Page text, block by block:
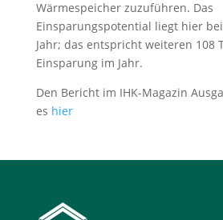
Wärmespeicher zuzuführen. Das
Einsparungspotential liegt hier
Jahr; das entspricht weiteren 108
Einsparung im Jahr.
Den Bericht im IHK-Magazin
es hier